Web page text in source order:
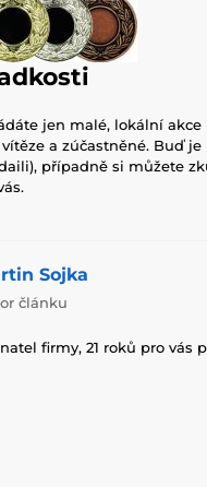
jen malé, lokální
vítěze a zúčastněné. Buď
případně si můžete
Sojka
článku
firmy, 21 roků pro vás